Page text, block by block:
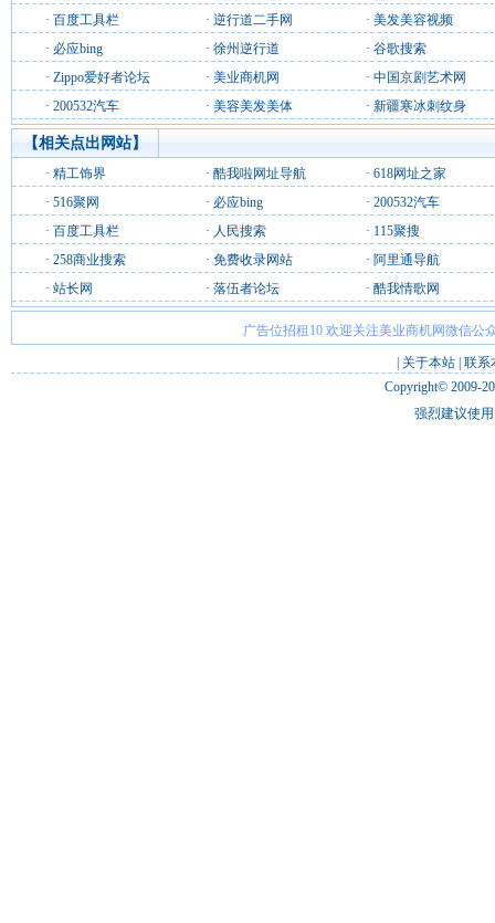
· 百度工具栏 · 逆行道二手网 · 美发美容视频
· 必应bing · 徐州逆行道 · 谷歌搜索
· Zippo爱好者论坛 · 美业商机网 · 中国京剧艺术网
· 200532汽车 · 美容美发美体 · 新疆寒冰刺纹身
【相关点出网站】
· 精工饰界 · 酷我啦网址导航 · 618网址之家
· 516聚网 · 必应bing · 200532汽车
· 百度工具栏 · 人民搜索 · 115聚搜
· 258商业搜索 · 免费收录网站 · 阿里通导航
· 站长网 · 落伍者论坛 · 酷我情歌网
广告位招租10 欢迎关注美业商机网微信公
关于本站 联系
Copyright© 2009-
强烈建议使